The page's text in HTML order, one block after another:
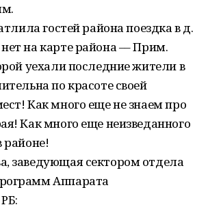
гостей района поездка в д.
на карте района –– Прим.
уехали последние жители в
по красоте своей
Как много еще не знаем про
Как много еще неизведанного
районе!
заведующая сектором отдела
Аппарата